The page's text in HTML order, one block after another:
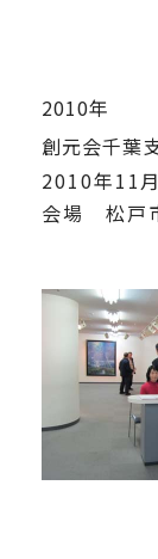
2010年
創元会千葉
2010年11
会場 松戸